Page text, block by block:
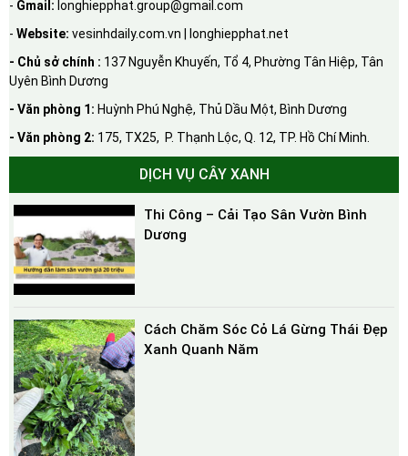
- Gmail: longhiepphat.group@gmail.com
- Website: vesinhdaily.com.vn | longhiepphat.net
- Chủ sở chính : 137 Nguyễn Khuyến, Tổ 4, Phường Tân Hiệp, Tân
Uyên Bình Dương
- Văn phòng 1: Huỳnh Phú Nghệ, Thủ Dầu Một, Bình Dương
- Văn phòng 2: 175, TX25, P. Thạnh Lộc, Q. 12, TP. Hồ Chí Minh.
DỊCH VỤ CÂY XANH
Thi Công – Cải Tạo Sân Vườn Bình
Dương
Cách Chăm Sóc Cỏ Lá Gừng Thái Đẹp
Xanh Quanh Năm